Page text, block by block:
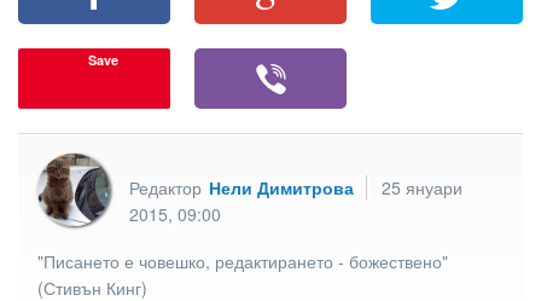
Save
Редактор Нели Димитрова
25 януари
2015, 09:00
"Писането е човешко, редактирането - божествено"
(Стивън Кинг)